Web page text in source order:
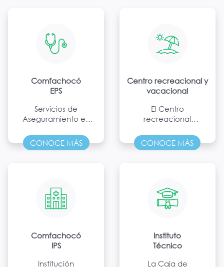
Comfachocó
EPS
Servicios de
Aseguramiento en
oportunidad y
calidez humana, de
CONOCE MÁS
Centro recreacional y
vacacional
El Centro
recreacional
espacio de disfrute
y esparcimiento
general.
CONOCE MÁS
Comfachocó
IPS
Institución
Instituto
Técnico
La Caja de